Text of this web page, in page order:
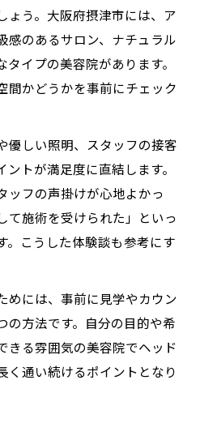
ょう。大阪府摂津市には、ア
感のあるサロン、ナチュラル
イプの美容院があります。
間かどうかを事前にチェック
優しい照明、スタッフの接客
トが満足度に直結します。
ッフの声掛けが心地よかっ
て施術を受けられた」といっ
。こうした体験談も参考にす
めには、事前に見学やカウン
の方法です。自分の目的や希
きる雰囲気の美容院でヘッド
く通い続けるポイントとなり